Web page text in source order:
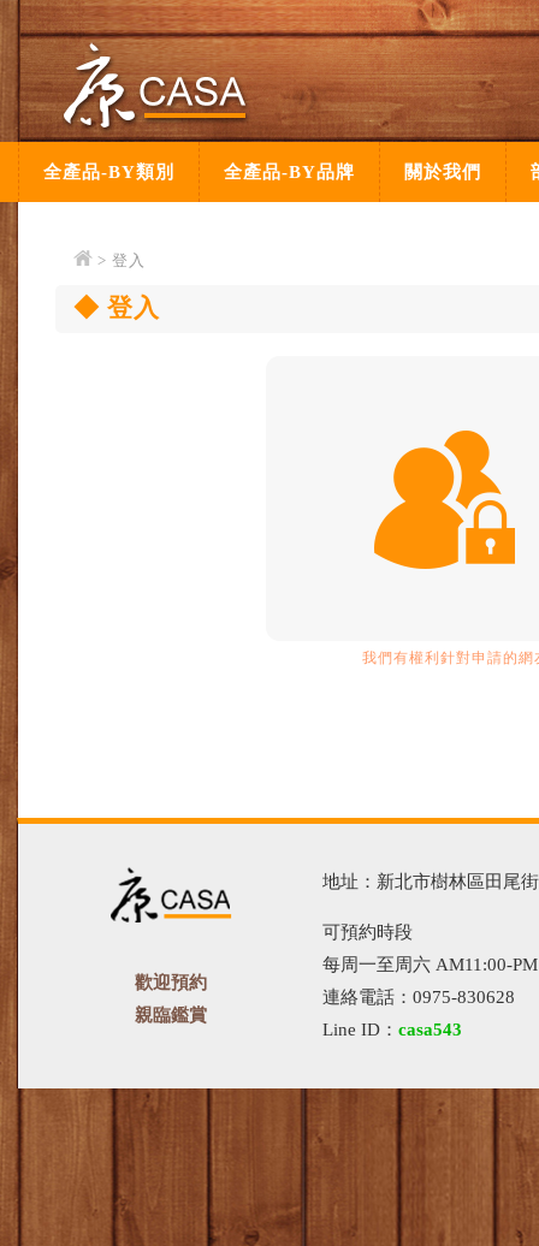
全產品-BY類別 全產品-BY品牌 關於我們
> 登入
登入
我們有權利針對申請的
歡迎預約
親臨鑑賞
地址：新北市樹林區田尾
可預約時段
每周一至周六 AM11:00-
連絡電話：0975-830628
Line ID： casa543